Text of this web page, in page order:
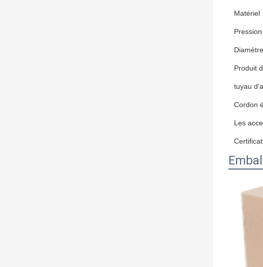
Matériel
Produit
tuyau
Cordon
Les